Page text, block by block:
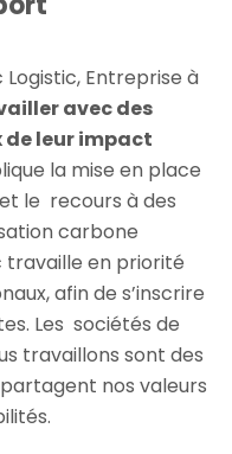
Entreprise à
avec des
leur impact
la mise en place
le recours à des
carbone
travaille en priorité
afin de s’inscrire
Les sociétés de
travaillons sont des
nos valeurs